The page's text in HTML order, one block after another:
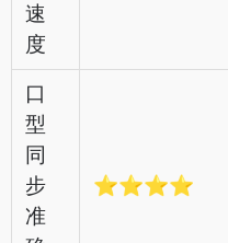
速
度
口
型
同
步
准
⭐⭐⭐⭐